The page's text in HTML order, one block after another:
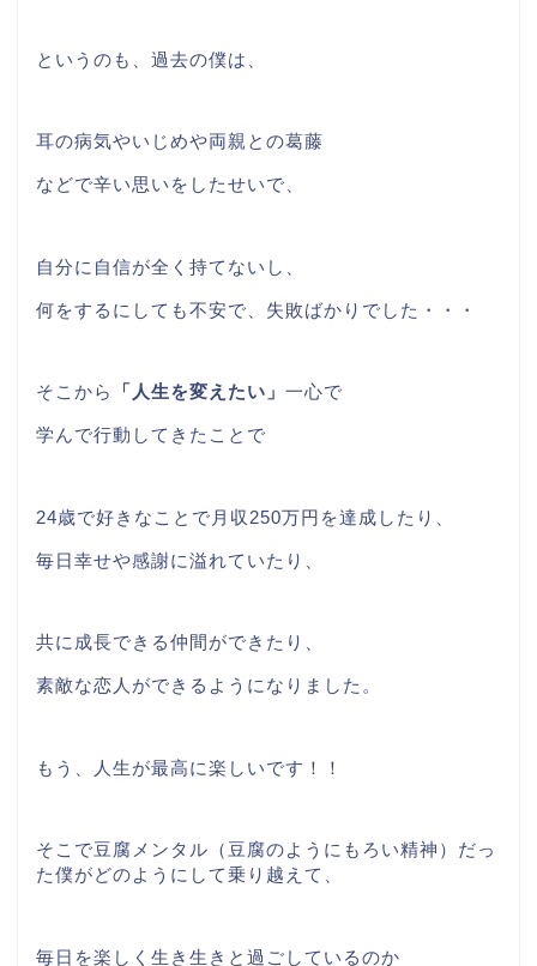
というのも、過去の僕は、
耳の病気やいじめや両親との葛藤
などで辛い思いをしたせいで、
自分に自信が全く持てないし、
何をするにしても不安で、失敗ばかりでした・・・
そこから 「人生を変えたい」 一心で
学んで行動してきたことで
24歳で好きなことで月収250万円を達成したり、
毎日幸せや感謝に溢れていたり、
共に成長できる仲間ができたり、
素敵な恋人ができるようになりました。
もう、人生が最高に楽しいです！！
そこで豆腐メンタル（豆腐のようにもろい精神）だっ
た僕がどのようにして乗り越えて、
毎日を楽しく生き生きと過ごしているのか